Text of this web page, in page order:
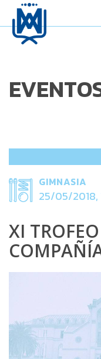
GIMNASIA
25/05/2018,
XI